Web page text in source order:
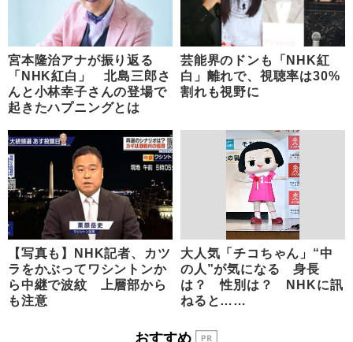
宮本隆治アナが振り返る
「NHK紅白」 北島三郎さ
んと小林幸子さんの登場で
起きたハプニングとは
芸能界のドンも「NHK紅
白」離れで、視聴率は30%
割れも視野に
【写真も】NHK記者、カツ
ラをかぶってワシントンか
ら中継で波紋 上層部から
も注意
大人気「チコちゃん」“中
の人”が気になる 身長
は？ 性別は？ NHKに訊
ねると……
おすすめ